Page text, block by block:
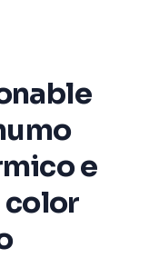
e
color